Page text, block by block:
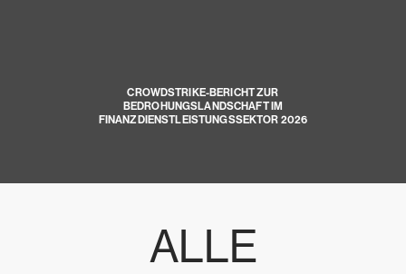
CROWDSTRIKE-BERICHT ZUR
BEDROHUNGSLANDSCHAFT IM
FINANZDIENSTLEISTUNGSSEKTOR 2026
ALLE